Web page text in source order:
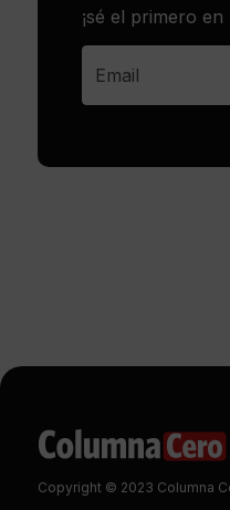
¡sé el primero
Copyright © 2023 Columna